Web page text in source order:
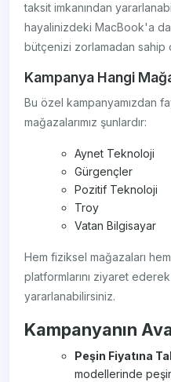
taksit imkanından
hayalinizdeki MacBook'a
bütçenizi zorlamadan sahip
Kampanya Hangi
Bu özel kampanyamızdan
mağazalarımız şunlardır:
Aynet Teknoloji
Gürgençler
Pozitif Teknoloji
Troy
Vatan Bilgisayar
Hem fiziksel mağazaları
platformlarını ziyaret
yararlanabilirsiniz.
Kampanyanın
Peşin Fiyatına
modellerinde